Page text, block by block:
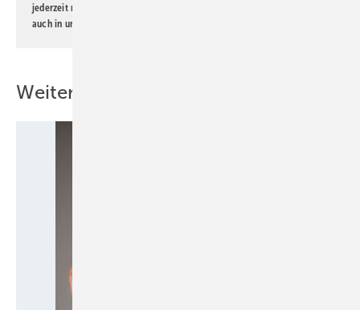
jederzeit möglich. Informationen zum Umgang mit Daten finden Sie
auch in unserer
Weitere Inhalte